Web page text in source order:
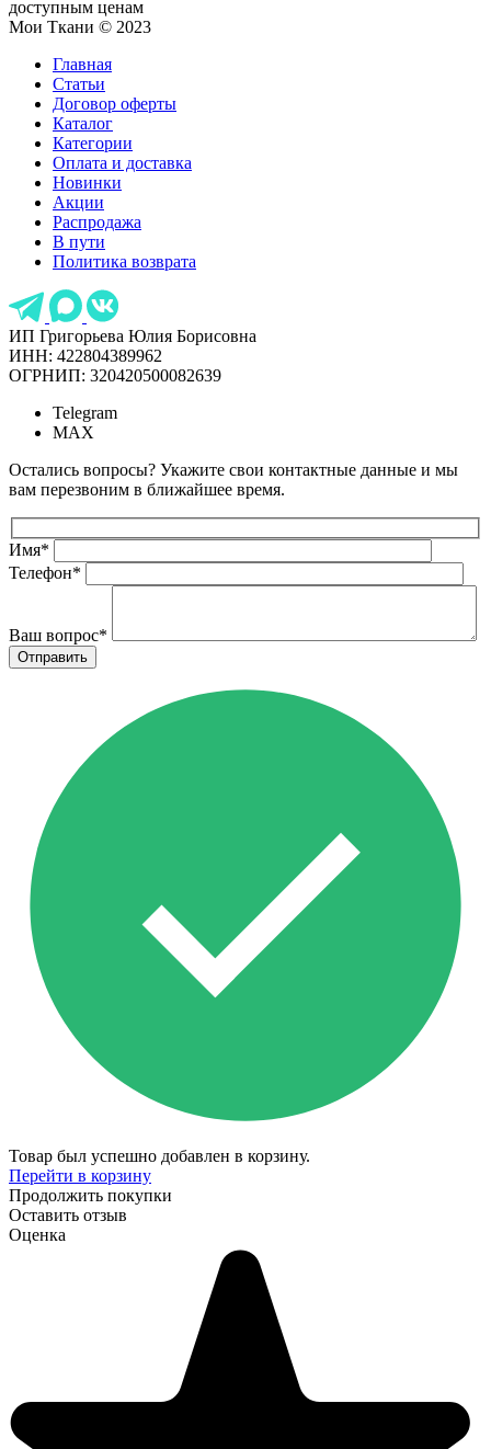
доступным ценам
Мои Ткани © 2023
Главная
Статьи
Договор оферты
Каталог
Категории
Оплата и доставка
Новинки
Акции
Распродажа
В пути
Политика возврата
ИП Григорьева Юлия Борисовна
ИНН: 422804389962
ОГРНИП: 320420500082639
Telegram
MAX
Остались вопросы? Укажите свои контактные данные и мы
вам перезвоним в ближайшее время.
Имя*
Телефон*
Ваш вопрос*
Товар был успешно добавлен в корзину.
Перейти в корзину
Продолжить покупки
Оставить отзыв
Оценка